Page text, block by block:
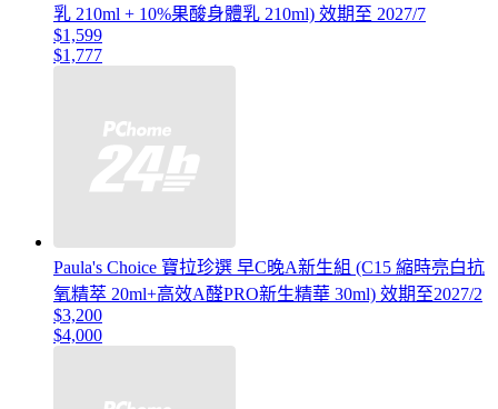
乳 210ml + 10%果酸身體乳 210ml) 效期至 2027/7
$1,599
$1,777
Paula's Choice 寶拉珍選 早C晚A新生組 (C15 縮時亮白抗
氧精萃 20ml+高效A醛PRO新生精華 30ml) 效期至2027/2
$3,200
$4,000